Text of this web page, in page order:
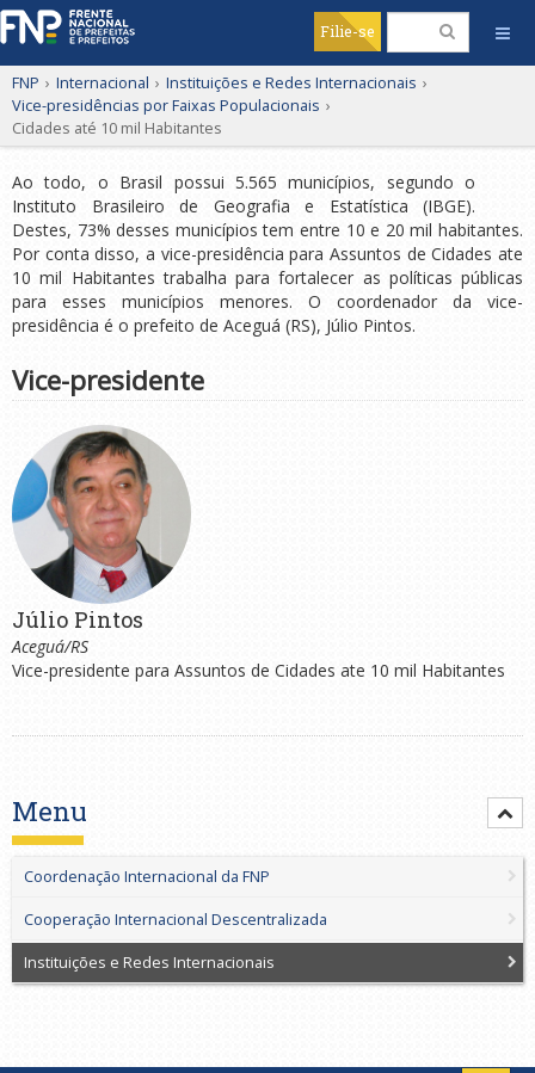
Filie-se
FNP › Internacional › Instituições e Redes Internacionais ›
Vice-presidências por Faixas Populacionais ›
Cidades até 10 mil Habitantes
Ao todo, o Brasil possui 5.565 municípios, segundo o
Instituto Brasileiro de Geografia e Estatística (IBGE).
Destes, 73% desses municípios tem entre 10 e 20 mil habitantes.
Por conta disso, a vice-presidência para Assuntos de Cidades ate
10 mil Habitantes trabalha para fortalecer as políticas públicas
para esses municípios menores. O coordenador da vice-
presidência é o prefeito de Aceguá (RS), Júlio Pintos.
Vice-presidente
Júlio Pintos
Aceguá/RS
Vice-presidente para Assuntos de Cidades ate 10 mil Habitantes
Menu
Coordenação Internacional da FNP
Cooperação Internacional Descentralizada
Instituições e Redes Internacionais